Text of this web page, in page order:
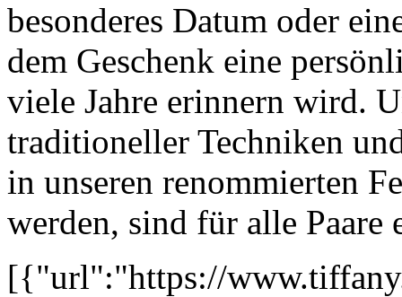
besonderes Datum oder
dem Geschenk eine
viele Jahre erinnern wird.
traditioneller Techniken
in unseren renommierten
werden, sind für alle Paare
[{"url":"https://